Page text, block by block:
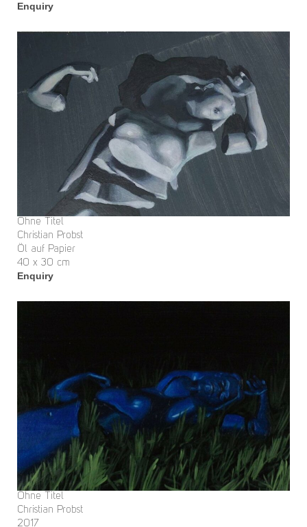
Enquiry
Ohne Titel
Christian Probst
Öl auf Papier
40 x 30 cm
Enquiry
Ohne Titel
Christian Probst
2017